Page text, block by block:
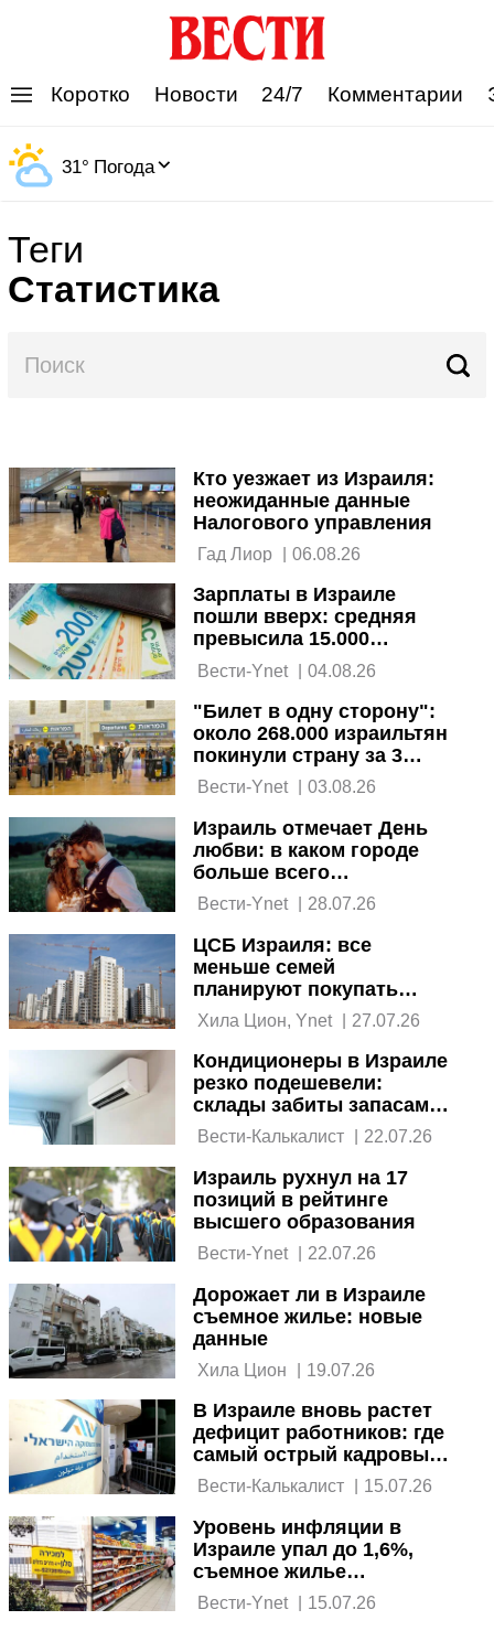
Коротко Новости 24/7 Комментарии
31° Погода
Теги
Статистика
Кто уезжает из Израиля:
неожиданные данные
Налогового управления
Гад Лиор | 06.08.26
Зарплаты в Израиле
пошли вверх: средняя
превысила 15.000
шекелей
Вести-Ynet | 04.08.26
"Билет в одну сторону":
около 268.000 израильтян
покинули страну за 3
года
Вести-Ynet | 03.08.26
Израиль отмечает День
любви: в каком городе
больше всего
холостяков
Вести-Ynet | 28.07.26
ЦСБ Израиля: все
меньше семей
планируют покупать
квартиру
Хила Цион, Ynet | 27.07.26
Кондиционеры в Израиле
резко подешевели:
склады забиты запасами
на два года вперед
Вести-Калькалист 22.07.26
Израиль рухнул на 17
позиций в рейтинге
высшего образования
Вести-Ynet | 22.07.26
Дорожает ли в Израиле
съемное жилье: новые
данные
| 19.07.26
В Израиле вновь растет
дефицит работников: где
самый острый кадровый
голод
Вести-Калькалист 15.07.26
Уровень инфляции в
Израиле упал до 1,6%,
съемное жилье
подорожало
Вести-Ynet | 15.07.26